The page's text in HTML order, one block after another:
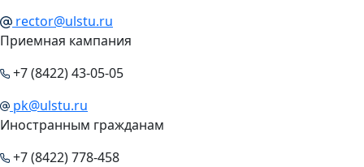
rector@ulstu.ru
Приемная кампания
+7 (8422) 43-05-05
pk@ulstu.ru
Иностранным гражданам
+7 (8422) 778-458